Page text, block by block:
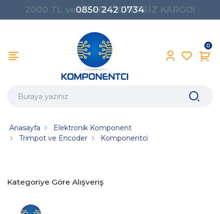
0850 242 0734
0
Anasayfa
Elektronik Komponent
Trimpot ve Encoder
Komponentci
Kategoriye Göre Alışveriş